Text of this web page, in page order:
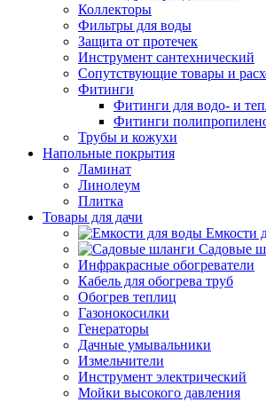
Коллекторы
Фильтры для воды
Защита от протечек
Инструмент сантехнический
Сопутствующие товары и
Фитинги
Фитинги для водо- и
Фитинги
Трубы и кожухи
Напольные покрытия
Ламинат
Линолеум
Плитка
Товары для дачи
Емкости
Садовые
Инфракрасные обогреватели
Кабель для обогрева труб
Обогрев теплиц
Газонокосилки
Генераторы
Дачные умывальники
Измельчители
Инструмент электрический
Мойки высокого давления